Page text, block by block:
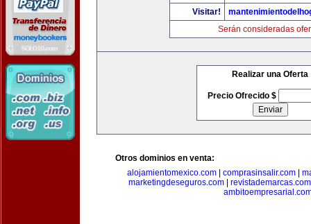
Visitar!
Serán consideradas
Realizar una Oferta
Precio Ofrecido $
Otros dominios en venta:
alojamientomexico.com| comprasinsalir.com|
marketingdeseguros.com
revistademarcas.com